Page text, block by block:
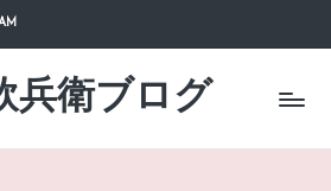
兵衛ブログ